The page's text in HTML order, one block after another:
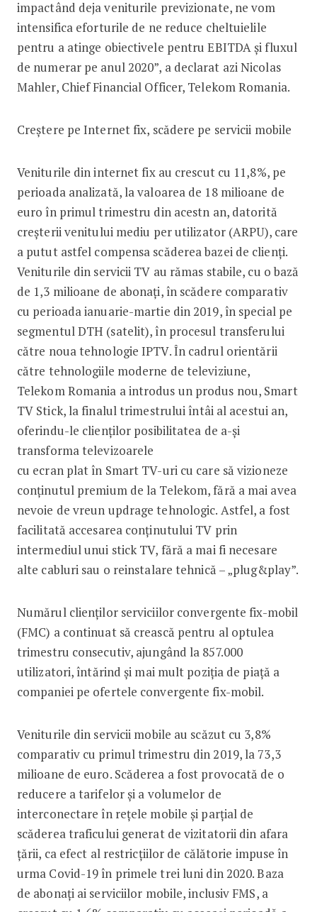
impactând deja veniturile previzionate, ne vom
intensifica eforturile de ne reduce cheltuielile
pentru a atinge obiectivele pentru EBITDA şi fluxul
de numerar pe anul 2020”, a declarat azi Nicolas
Mahler, Chief Financial Officer, Telekom Romania.
Creștere pe Internet fix, scădere pe servicii mobile
Veniturile din internet fix au crescut cu 11,8%, pe
perioada analizată, la valoarea de 18 milioane de
euro în primul trimestru din acestn an, datorită
creşterii venitului mediu per utilizator (ARPU), care
a putut astfel compensa scăderea bazei de clienţi.
Veniturile din servicii TV au rămas stabile, cu o bază
de 1,3 milioane de abonaţi, în scădere comparativ
cu perioada ianuarie-martie din 2019, în special pe
segmentul DTH (satelit), în procesul transferului
către noua tehnologie IPTV. În cadrul orientării
către tehnologiile moderne de televiziune,
Telekom Romania a introdus un produs nou, Smart
TV Stick, la finalul trimestrului întâi al acestui an,
oferindu-le clienţilor posibilitatea de a-şi
transforma televizoarele
cu ecran plat în Smart TV-uri cu care să vizioneze
conţinutul premium de la Telekom, fără a mai avea
nevoie de vreun updrage tehnologic. Astfel, a fost
facilitată accesarea conţinutului TV prin
intermediul unui stick TV, fără a mai fi necesare
alte cabluri sau o reinstalare tehnică – „plug&play”.
Numărul clienţilor serviciilor convergente fix-mobil
(FMC) a continuat să crească pentru al optulea
trimestru consecutiv, ajungând la 857.000
utilizatori, întărind şi mai mult poziţia de piaţă a
companiei pe ofertele convergente fix-mobil.
Veniturile din servicii mobile au scăzut cu 3,8%
comparativ cu primul trimestru din 2019, la 73,3
milioane de euro. Scăderea a fost provocată de o
reducere a tarifelor și a volumelor de
interconectare în reţele mobile şi parţial de
scăderea traficului generat de vizitatorii din afara
ţării, ca efect al restricţiilor de călătorie impuse în
urma Covid-19 în primele trei luni din 2020. Baza
de abonaţi ai serviciilor mobile, inclusiv FMS, a